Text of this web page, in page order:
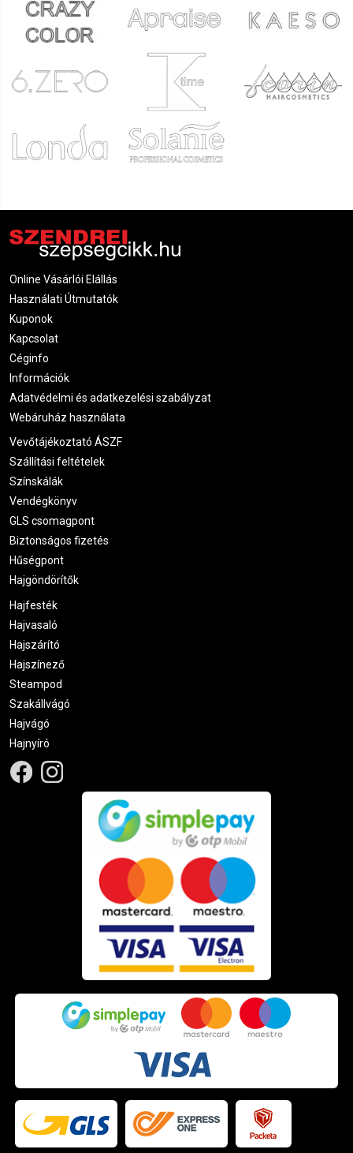
Online Vásárlói Elállás
Használati Útmutatók
Kuponok
Kapcsolat
Céginfo
Információk
Adatvédelmi és adatkezelési szabályzat
Webáruház használata
Vevőtájékoztató ÁSZF
Szállítási feltételek
Színskálák
Vendégkönyv
GLS csomagpont
Biztonságos fizetés
Hűségpont
Hajgöndörítők
Hajfesték
Hajvasaló
Hajszárító
Hajszínező
Steampod
Szakállvágó
Hajvágó
Hajnyíró